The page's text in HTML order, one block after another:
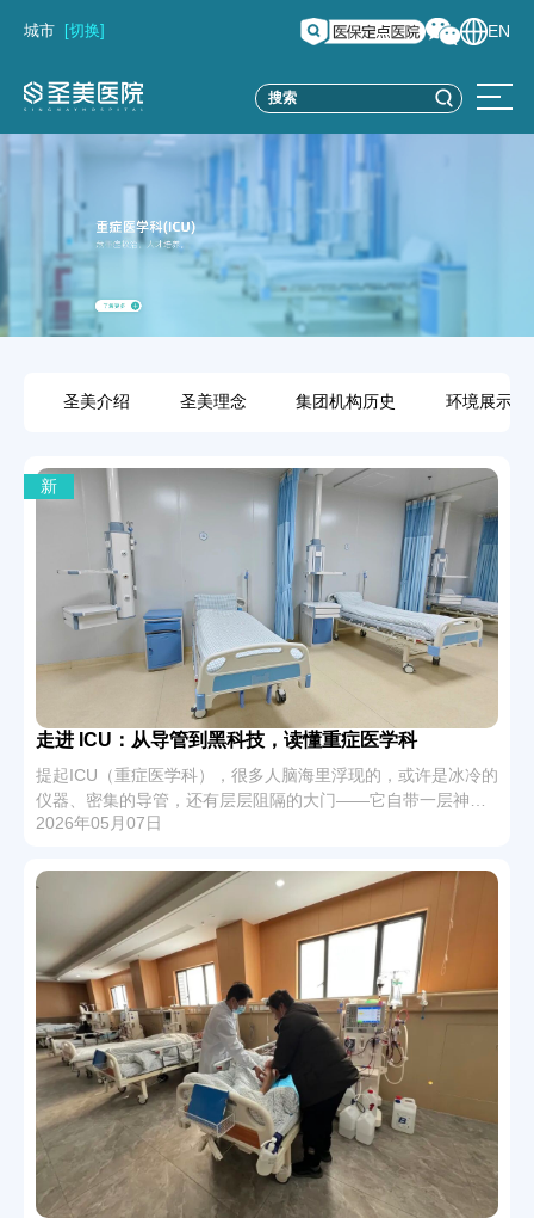
城市 [切换] EN
圣美介绍 圣美理念 集团机构历史 环境展示
新
走进 ICU：从导管到黑科技，读懂重症医学科
提起ICU（重症医学科），很多人脑海里浮现的，或许是冰冷的
仪器、密集的导管，还有层层阻隔的大门——它自带一层神秘
滤镜，甚至因陌生而被赋予些许恐怖色彩。但事实上，ICU既不
地”，专门为危重患者撑起一道生存防线。今天，我们就一起走
进ICU，揭开它的神秘面纱，聊聊那些你好奇的事儿。
2026年05月07日